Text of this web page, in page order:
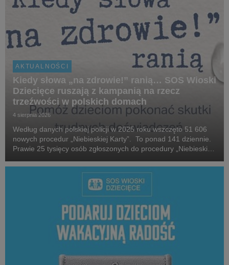
AKTUALNOŚCI
Kiedy słowa „na zdrowie!” ranią… SOS Wioski
Dziecięce ruszają z kampanią na rzecz
trzeźwości w polskich domach
4 sierpnia 2026
Według danych polskiej policji w 2025 roku wszczęto 51 606
nowych procedur „Niebieskiej Karty”. To ponad 141 dziennie.
Prawie 25 tysięcy osób zgłoszonych do procedury „Niebieskiej
pod wpływem alkoholu. W 2025 roku...